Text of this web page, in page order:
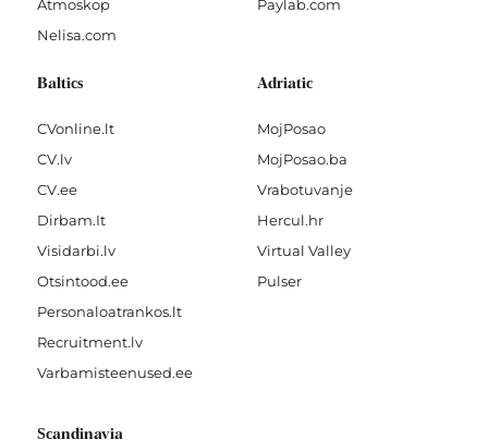
Atmoskop
Nelisa.com
Paylab.com
Baltics
CVonline.lt
CV.lv
CV.ee
Dirbam.It
Visidarbi.lv
Otsintood.ee
Personaloatrankos.lt
Recruitment.lv
Varbamisteenused.ee
Adriatic
MojPosao
MojPosao.ba
Vrabotuvanje
Hercul.hr
Virtual Valley
Pulser
Scandinavia